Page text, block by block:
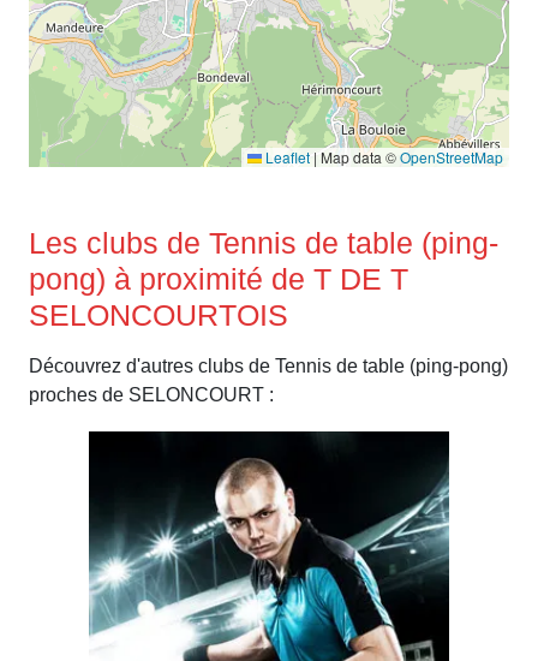
Leaflet | Map data ©OpenStreetMap
Les clubs de Tennis de table (ping-
pong) à proximité de T DE T
SELONCOURTOIS
Découvrez d'autres clubs de Tennis de table (ping-pong)
proches de SELONCOURT :